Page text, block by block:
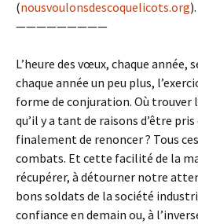
(nousvoulonsdescoquelicots.org).
—————————
L’heure des vœux, chaque année,
chaque année un peu plus,
forme de conjuration. Où trouver
qu’il y a tant de raisons d’être
finalement de renoncer ? Tous
combats. Et cette facilité de la
récupérer, à détourner notre
bons soldats de la société
confiance en demain ou, à